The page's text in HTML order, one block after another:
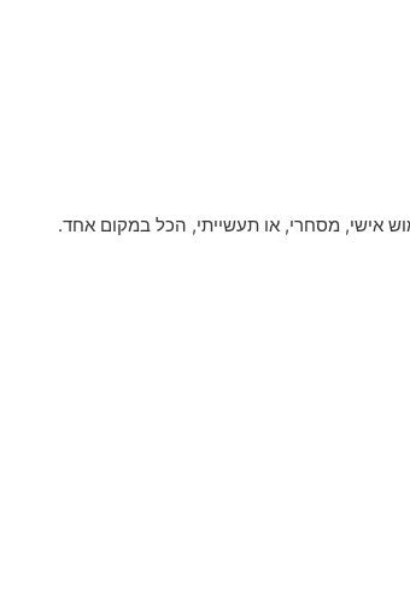
אישי, מסחרי, או תעשייתי, הכל במקום אחד.